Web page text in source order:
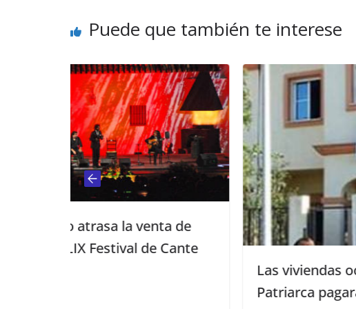
Puede que también te interese
Las viviendas ocupadas del
Patriarca pagarán un alquiler social